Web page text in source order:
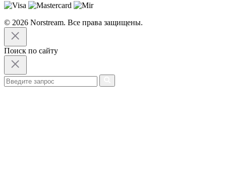
© 2026 Norstream. Все права защищены.
Поиск по сайту